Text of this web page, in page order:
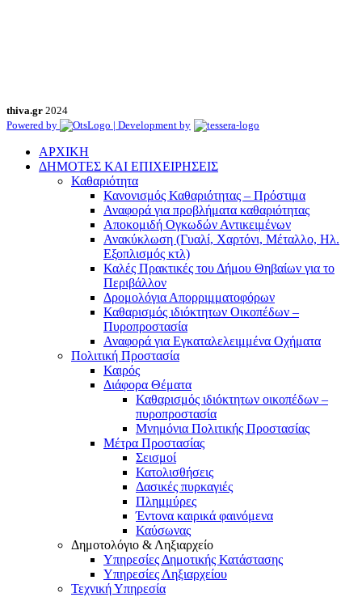
thiva.gr 2024
Powered by
| Development by
ΑΡΧΙΚΗ
ΔΗΜΟΤΕΣ ΚΑΙ ΕΠΙΧΕΙΡΗΣΕΙΣ
Καθαριότητα
Κανονισμός Καθαριότητας – Πρόστιμα
Αναφορά για προβλήματα καθαριότητας
Αποκομιδή Ογκωδών Αντικειμένων
Ανακύκλωση (Γυαλί, Χαρτόνι, Μέταλλο, Ηλ.
Εξοπλισμός κτλ)
Καλές Πρακτικές του Δήμου Θηβαίων για το
Περιβάλλον
Δρομολόγια Απορριμματοφόρων
Καθαρισμός ιδιόκτητων Οικοπέδων –
Πυροπροστασία
Αναφορά για Εγκαταλελειμμένα Οχήματα
Πολιτική Προστασία
Καιρός
Διάφορα Θέματα
Καθαρισμός ιδιόκτητων οικοπέδων –
πυροπροστασία
Μνημόνια Πολιτικής Προστασίας
Μέτρα Προστασίας
Σεισμοί
Κατολισθήσεις
Δασικές πυρκαγιές
Πλημμύρες
Έντονα καιρικά φαινόμενα
Καύσωνας
Δημοτολόγιο & Ληξιαρχείο
Υπηρεσίες Δημοτικής Κατάστασης
Υπηρεσίες Ληξιαρχείου
Τεχνική Υπηρεσία